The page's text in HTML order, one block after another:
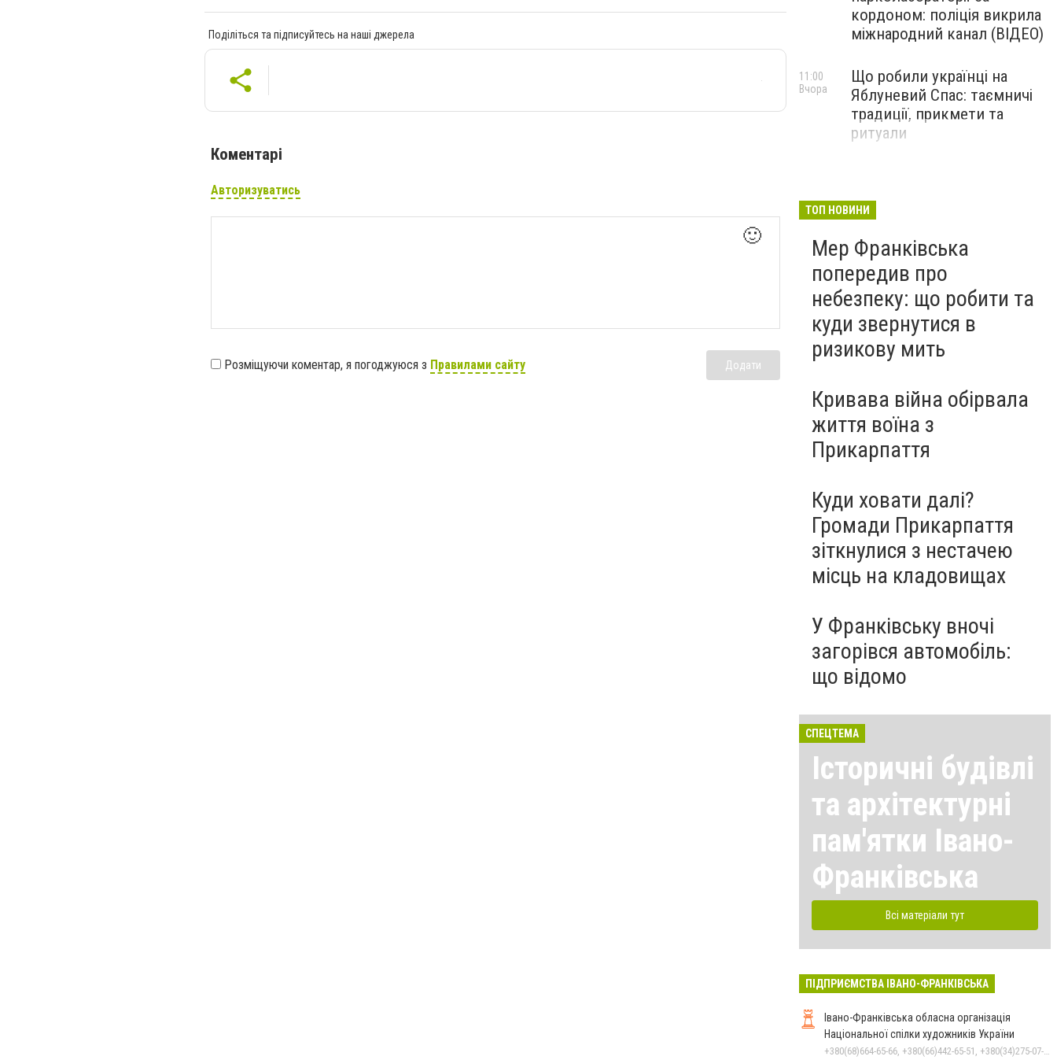
Поділіться та підписуйтесь на наші джерела
Коментарі
Авторизуватись
🙂
Розміщуючи коментар, я погоджуюся з Правилами сайту Додати
кордоном: поліція викрила
міжнародний канал (ВІДЕО)
Що робили українці на
Яблуневий Спас: таємничі
традиції, прикмети та
ритуали
11:00
Вчора
ТОП НОВИНИ
Мер Франківська
попередив про
небезпеку: що робити та
куди звернутися в
ризикову мить
Кривава війна обірвала
життя воїна з
Прикарпаття
Куди ховати далі?
Громади Прикарпаття
зіткнулися з нестачею
місць на кладовищах
У Франківську вночі
загорівся автомобіль:
що відомо
СПЕЦТЕМА
Історичні будівлі
та архітектурні
пам'ятки Івано-
Франківська
Всі матеріали тут
ПІДПРИЄМСТВА ІВАНО-ФРАНКІВСЬКА
Івано-Франківська обласна організація
Національної спілки художників України